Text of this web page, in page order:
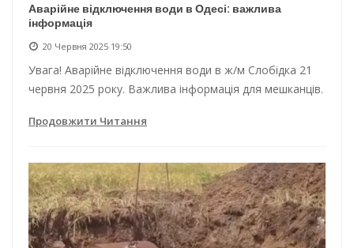
Аварійне відключення води в Одесі: важлива
інформація
20 Червня 2025 19:50
Увага! Аварійне відключення води в ж/м Слобідка 21
червня 2025 року. Важлива інформація для мешканців.
Продовжити Читання